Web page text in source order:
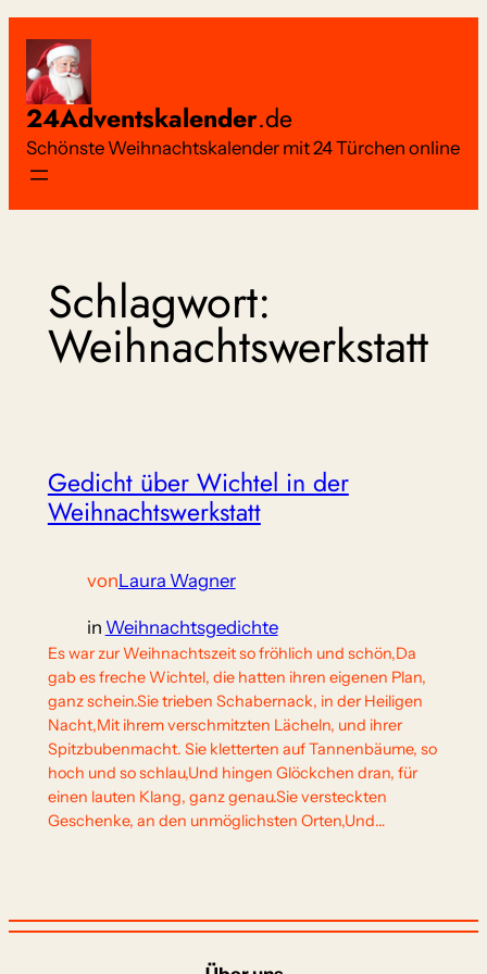
Inhalt
springen
24Adventskalender.de
Schönste Weihnachtskalender mit 24 Türchen online
Schlagwort:
Weihnachtswerkstatt
Gedicht über Wichtel in der
Weihnachtswerkstatt
vonLaura Wagner
in Weihnachtsgedichte
Es war zur Weihnachtszeit so fröhlich und schön,Da
gab es freche Wichtel, die hatten ihren eigenen Plan,
ganz schein.Sie trieben Schabernack, in der Heiligen
Nacht,Mit ihrem verschmitzten Lächeln, und ihrer
Spitzbubenmacht. Sie kletterten auf Tannenbäume, so
hoch und so schlau,Und hingen Glöckchen dran, für
einen lauten Klang, ganz genau.Sie versteckten
Geschenke, an den unmöglichsten Orten,Und…